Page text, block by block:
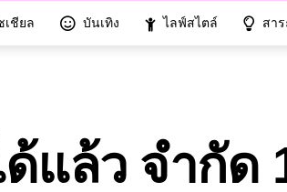
เชียล บันเทิง ไลฟ์สไตล์ สา
แล้ว จำกัด